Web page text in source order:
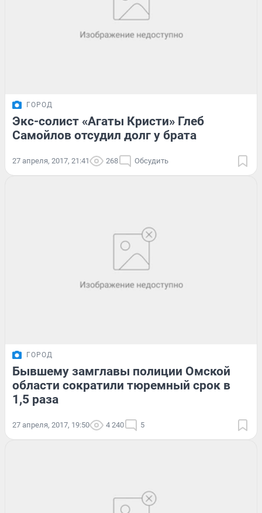
ГОРОД
Экс-солист «Агаты Кристи» Глеб
Самойлов отсудил долг у брата
27 апреля, 2017, 21:41 268 Обсудить
ГОРОД
Бывшему замглавы полиции Омской
области сократили тюремный срок в
1,5 раза
27 апреля, 2017, 19:50 4 240 5